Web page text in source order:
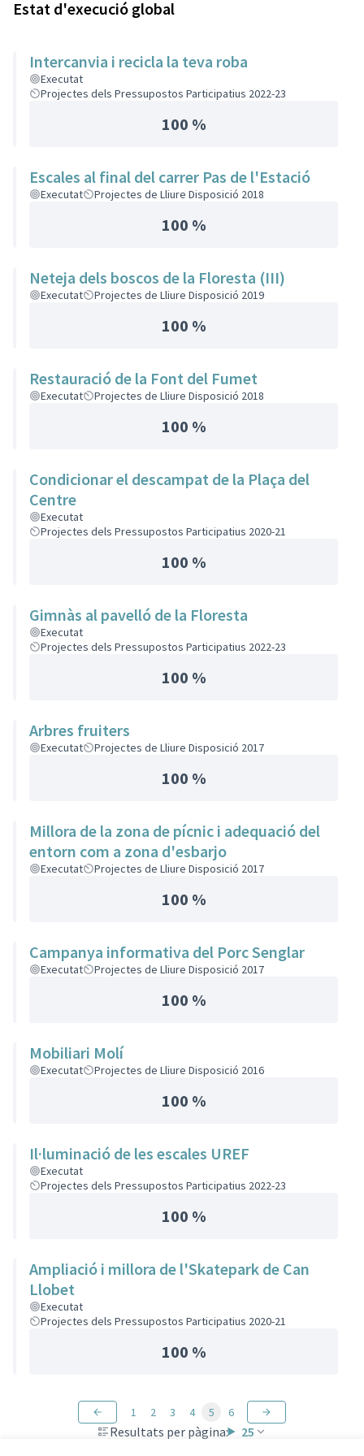
Estat d'execució global
Intercanvia i recicla la teva roba
Executat
Projectes dels Pressupostos Participatius 2022-23
100 %
Escales al final del carrer Pas de l'Estació
Executat Projectes de Lliure Disposició 2018
100 %
Neteja dels boscos de la Floresta (III)
Executat Projectes de Lliure Disposició 2019
100 %
Restauració de la Font del Fumet
Executat Projectes de Lliure Disposició 2018
100 %
Condicionar el descampat de la Plaça del
Centre
Executat
Projectes dels Pressupostos Participatius 2020-21
100 %
Gimnàs al pavelló de la Floresta
Executat
Projectes dels Pressupostos Participatius 2022-23
100 %
Arbres fruiters
Executat Projectes de Lliure Disposició 2017
100 %
Millora de la zona de pícnic i adequació del
entorn com a zona d'esbarjo
Executat Projectes de Lliure Disposició 2017
100 %
Campanya informativa del Porc Senglar
Executat Projectes de Lliure Disposició 2017
100 %
Mobiliari Molí
Executat Projectes de Lliure Disposició 2016
100 %
Il·luminació de les escales UREF
Executat
Projectes dels Pressupostos Participatius 2022-23
100 %
Ampliació i millora de l'Skatepark de Can
Llobet
Executat
Projectes dels Pressupostos Participatius 2020-21
100 %
Resultats per pàgina: 25
1 2 3 4 5 6